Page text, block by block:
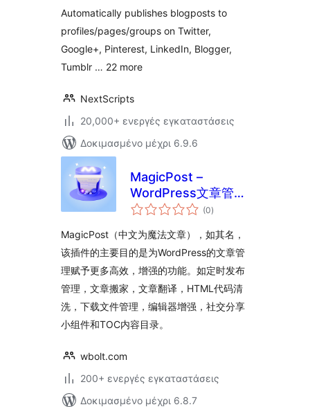
Automatically publishes blogposts to
profiles/pages/groups on Twitter,
Google+, Pinterest, LinkedIn, Blogger,
Tumblr … 22 more
NextScripts
20,000+ ενεργές εγκαταστάσεις
Δοκιμασμένο μέχρι 6.9.6
MagicPost –
WordPress文章管理
功能增强插件(0αξιολογήσεις
σύνολο
)
MagicPost（中文为魔法文章），如其名，
该插件的主要目的是为WordPress的文章管
理赋予更多高效，增强的功能。如定时发布
管理，文章搬家，文章翻译，HTML代码清
洗，下载文件管理，编辑器增强，社交分享
小组件和TOC内容目录。
wbolt.com
200+ ενεργές εγκαταστάσεις
Δοκιμασμένο μέχρι 6.8.7